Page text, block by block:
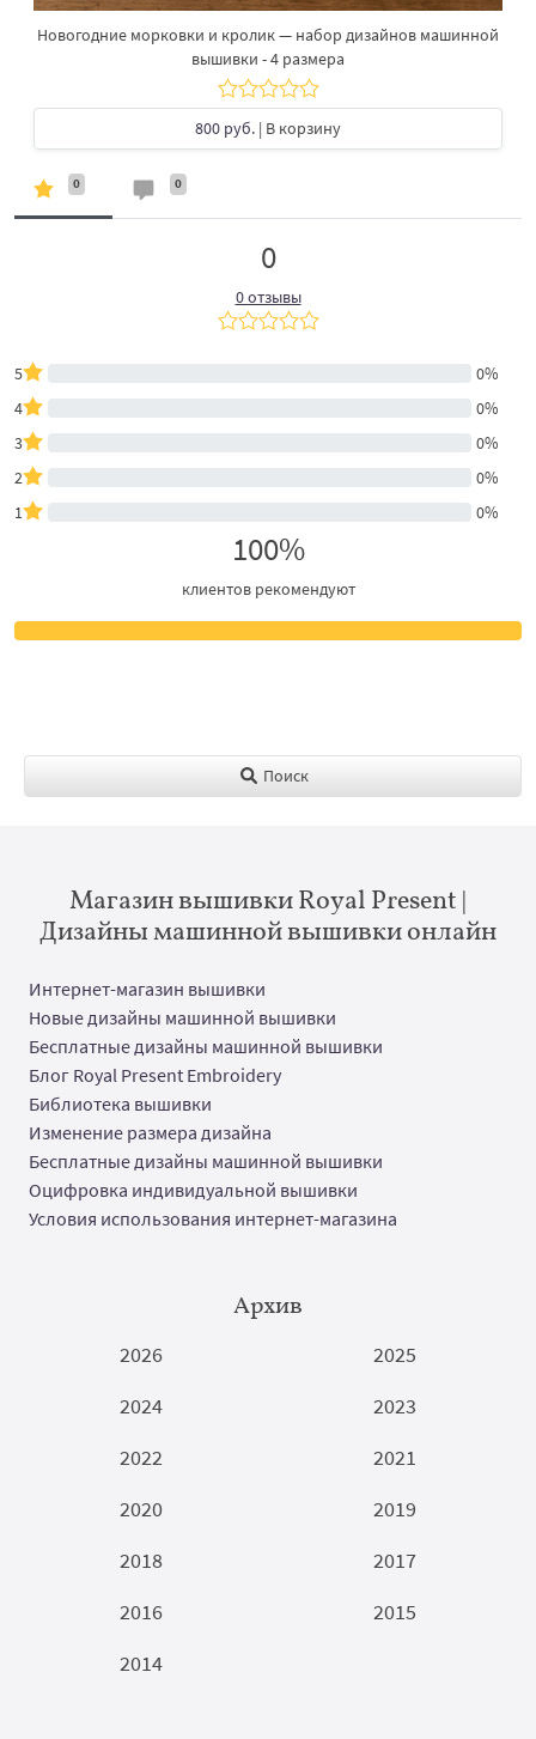
Новогодние морковки и кролик — набор дизайнов машинной
вышивки - 4 размера
800 руб. | В корзину
0 0
0
0 отзывы
5
0%
4
0%
3
0%
2
0%
1
0%
100%
клиентов рекомендуют
Поиск
Магазин вышивки Royal Present |
Дизайны машинной вышивки онлайн
Интернет-магазин вышивки
Новые дизайны машинной вышивки
Бесплатные дизайны машинной вышивки
Блог Royal Present Embroidery
Библиотека вышивки
Изменение размера дизайна
Бесплатные дизайны машинной вышивки
Оцифровка индивидуальной вышивки
Условия использования интернет-магазина
Архив
2026
2025
2024
2023
2022
2021
2020
2019
2018
2017
2016
2015
2014